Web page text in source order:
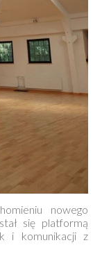
nowego
się platformą
i komunikacji z